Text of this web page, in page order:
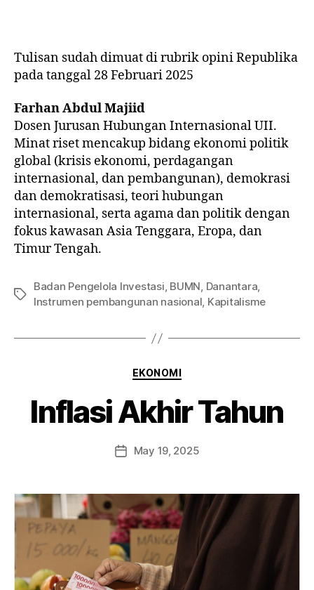
Tulisan sudah dimuat di rubrik opini Republika
pada tanggal 28 Februari 2025
Farhan Abdul Majiid
Dosen Jurusan Hubungan Internasional UII.
Minat riset mencakup bidang ekonomi politik
global (krisis ekonomi, perdagangan
internasional, dan pembangunan), demokrasi
dan demokratisasi, teori hubungan
internasional, serta agama dan politik dengan
fokus kawasan Asia Tenggara, Eropa, dan
Timur Tengah.
Badan Pengelola Investasi, BUMN, Danantara,
Instrumen pembangunan nasional, Kapitalisme
EKONOMI
Inflasi Akhir Tahun
May 19, 2025